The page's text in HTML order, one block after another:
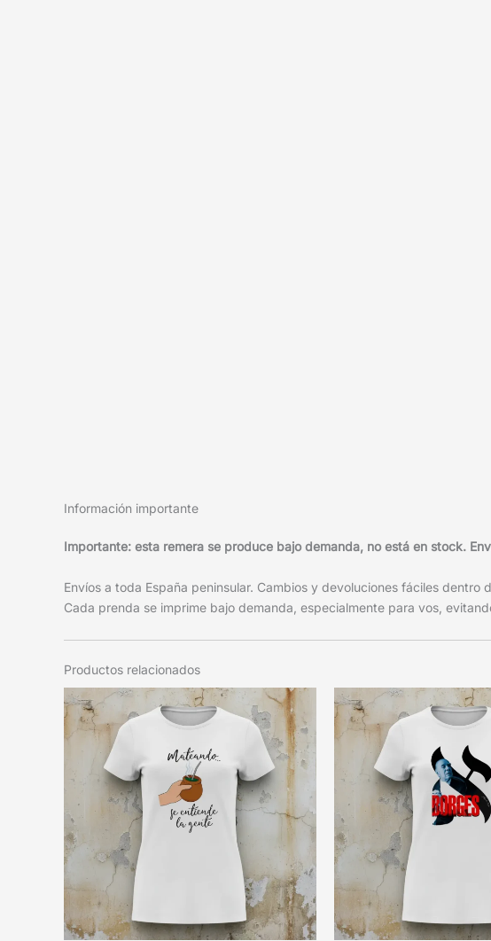
Información importante
Importante: esta remera se produce bajo demanda, no está en stock.
Envíos a toda España peninsular. Cambios y devoluciones fáciles dentro
Cada prenda se imprime bajo demanda, especialmente para vos,
Productos relacionados